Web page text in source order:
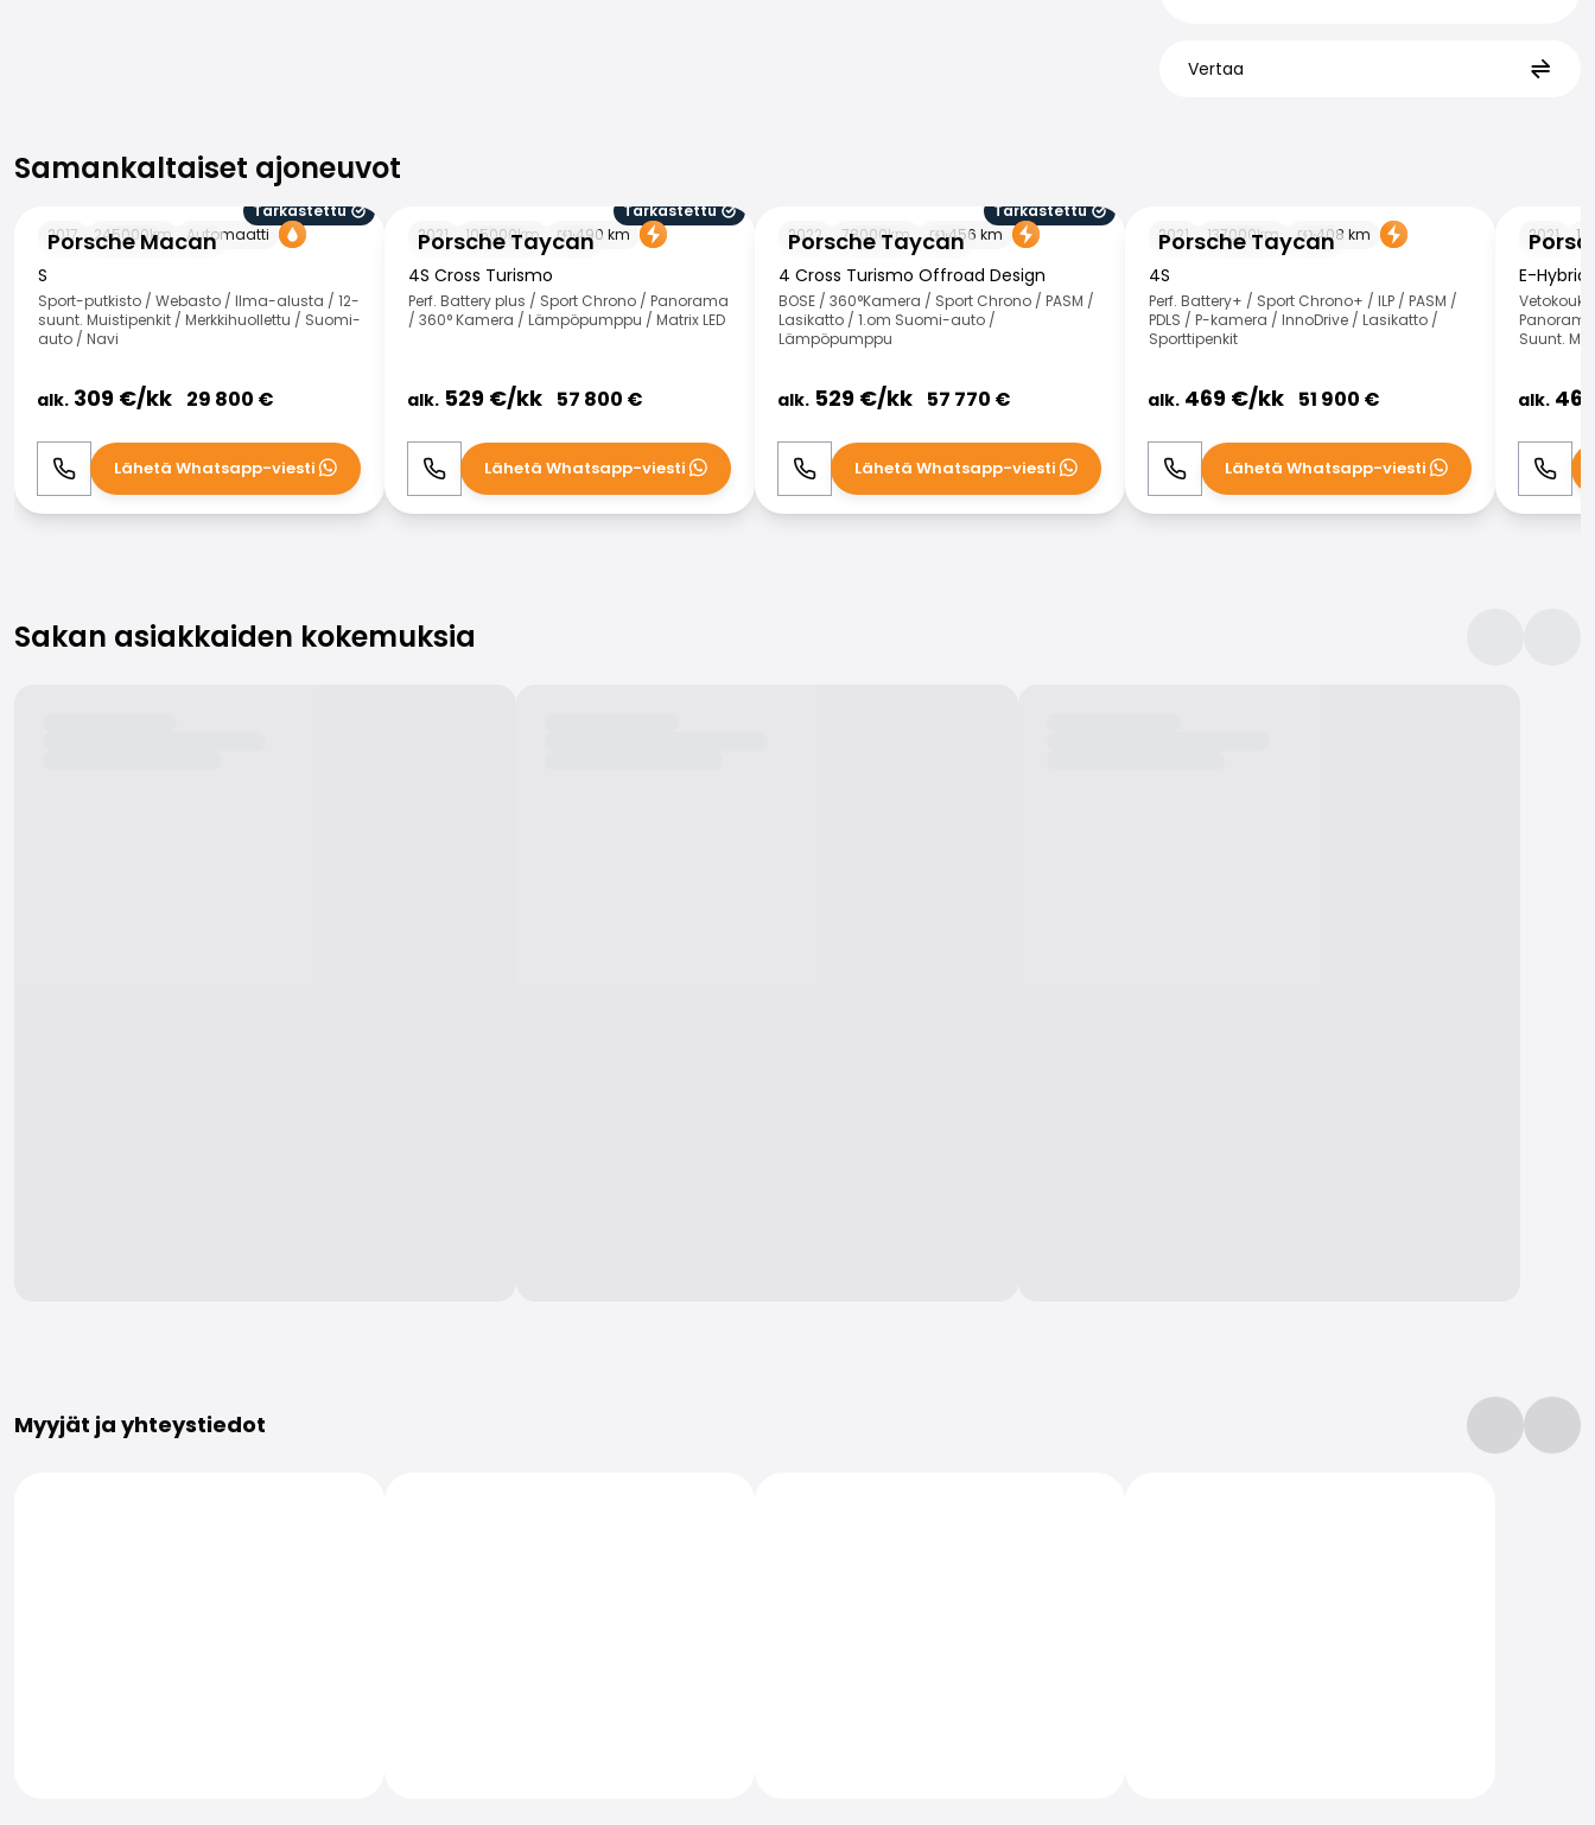
Vertaa
Samankaltaiset ajoneuvot
Samankaltaiset ajoneuvot
Porsche Macan
Tarkastettu
2017
245000km Automaatti
S
Sport-putkisto / Webasto / Ilma-alusta / 12-
suunt. Muistipenkit / Merkkihuollettu / Suomi-
auto / Navi
alk. 309 €/kk 29 800 €
Soita WhatsApp
Lähetä Whatsapp-viesti
Porsche Taycan
Tarkastettu
2021
105000km 490 km
4S Cross Turismo
Perf. Battery plus / Sport Chrono / Panorama
/ 360° Kamera / Lämpöpumppu / Matrix LED
alk. 529 €/kk 57 800 €
Soita WhatsApp
Lähetä Whatsapp-viesti
Porsche Taycan
Tarkastettu
2022
78000km 456 km
4 Cross Turismo Offroad Design
BOSE / 360°Kamera / Sport Chrono / PASM /
Lasikatto / 1.om Suomi-auto /
Lämpöpumppu
alk. 529 €/kk 57 770 €
Soita WhatsApp
Lähetä Whatsapp-viesti
Porsche Taycan
2021 137000km 408 km
4S
Perf. Battery+ / Sport Chrono+ / ILP / PASM /
PDLS / P-kamera / InnoDrive / Lasikatto /
Sporttipenkit
alk. 469 €/kk 51 900 €
Soita WhatsApp
Lähetä Whatsapp-viesti
2021
E-Hybrid
Suunt.
alk. 469
Soita
Sakan asiakkaiden kokemuksia
Myyjät ja yhteystiedot